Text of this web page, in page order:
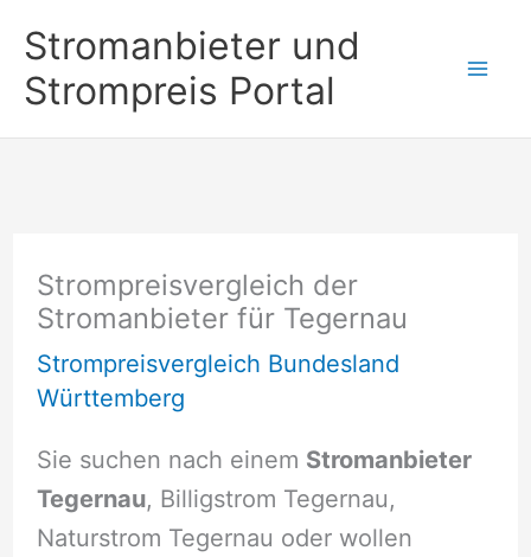
Inhalt
springen
Stromanbieter und
Strompreis Portal
Strompreisvergleich der
Stromanbieter für Tegernau
Strompreisvergleich Bundesland
Württemberg
Sie suchen nach einem Stromanbieter
Tegernau, Billigstrom Tegernau,
Naturstrom Tegernau oder wollen